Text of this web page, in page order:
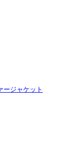
ージャケット